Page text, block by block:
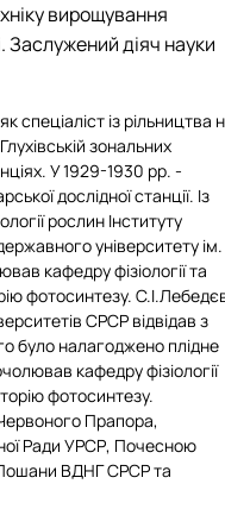
вирощування
Заслужений діяч науки
спеціаліст із рільництва
зональних
У 1929-1930 рр. -
дослідної станції. Із
рослин Інституту
університету ім.
кафедру фізіології та
фотосинтезу.
СРСР відвідав з
було налагоджено плідне
кафедру фізіології
фотосинтезу.
Прапора,
Ради УРСР, Почесною
ВДНГ СРСР та